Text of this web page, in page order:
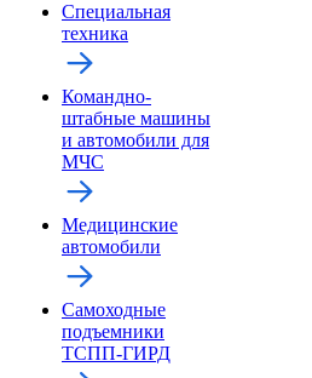
Специальная
техника
Командно-
штабные машины
и автомобили для
МЧС
Медицинские
автомобили
Самоходные
подъемники
ТСПП-ГИРД